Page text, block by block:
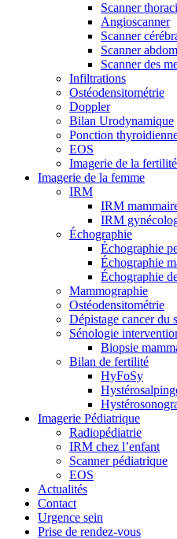
Scanner
Angioscanner
Scanner
Scanner
Scanner des
Infiltrations
Ostéodensitométrie
Doppler
Bilan Urodynamique
Ponction
EOS
Imagerie de la
Imagerie de la femme
IRM
IRM
IRM
Échographie
Échographie
Échographie
Échographie
Mammographie
Ostéodensitométrie
Dépistage cancer du
Sénologie
Biopsie
Bilan de fertilité
HyFoSy
Imagerie Pédiatrique
Radiopédiatrie
IRM chez l’enfant
Scanner pédiatrique
EOS
Actualités
Contact
Urgence sein
Prise de rendez-vous